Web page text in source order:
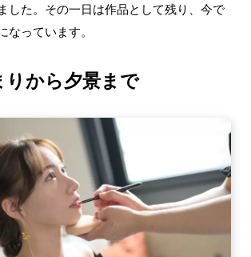
した。その一日は作品として残り、今で
なっています。
りから夕景まで